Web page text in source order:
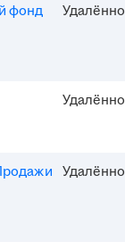
фонд
Удалённо
Удалённо
Удалённо